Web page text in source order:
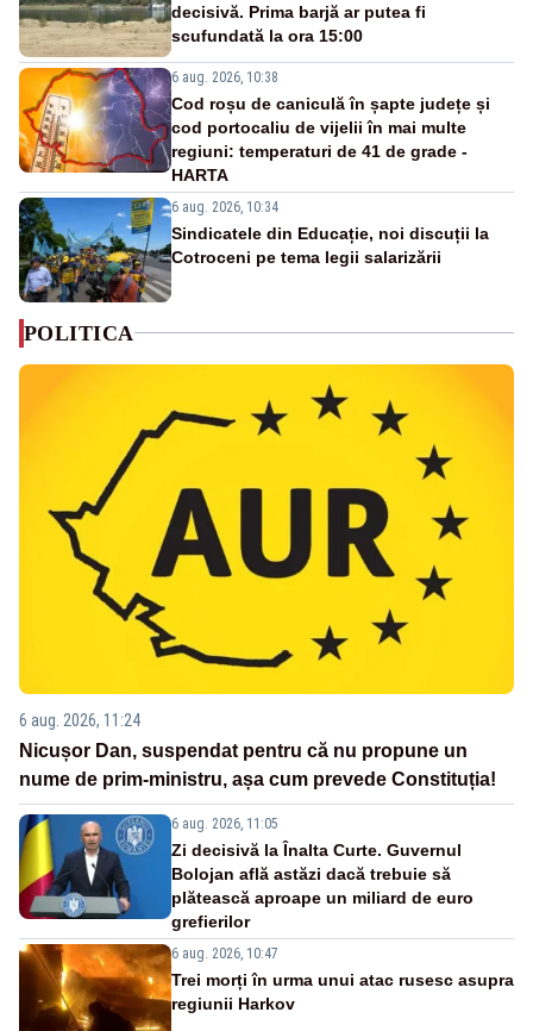
decisivă. Prima barjă ar putea fi
scufundată la ora 15:00
6 aug. 2026, 10:38
Cod roșu de caniculă în șapte județe și
cod portocaliu de vijelii în mai multe
regiuni: temperaturi de 41 de grade -
HARTA
6 aug. 2026, 10:34
Sindicatele din Educație, noi discuții la
Cotroceni pe tema legii salarizării
POLITICA
6 aug. 2026, 11:24
Nicușor Dan, suspendat pentru că nu propune un
nume de prim-ministru, așa cum prevede Constituția!
6 aug. 2026, 11:05
Zi decisivă la Înalta Curte. Guvernul
Bolojan află astăzi dacă trebuie să
plătească aproape un miliard de euro
grefierilor
6 aug. 2026, 10:47
Trei morți în urma unui atac rusesc asupra
regiunii Harkov